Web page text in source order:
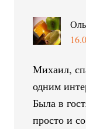
Михаил,
одним
Была в
просто и